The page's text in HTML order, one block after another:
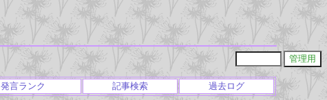
発言ランク 記事検索 過去ログ